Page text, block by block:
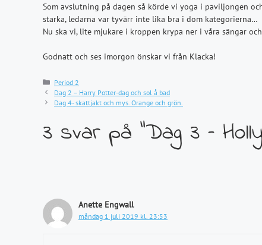
Som avslutning på dagen så körde vi yoga i paviljongen
starka, ledarna var tyvärr inte lika bra i dom kategorierna…
Nu ska vi, lite mjukare i kroppen krypa ner i våra sängar
Godnatt och ses imorgon önskar vi från Klacka!
Kategorier
Period 2
Dag 2 – Harry Potter-dag och sol å bad
Dag 4- skattjakt och mys. Orange och grön.
3 svar på ”Dag 3 –
Anette Engwall
måndag 1 juli 2019 kl. 23:53